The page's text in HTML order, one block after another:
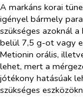
A markáns korai
igényel bármely
szükséges azoknál
belül 7,5 g-ot vagy
Metionin orális,
lehet, mert a
jótékony hatásúak
szükséges